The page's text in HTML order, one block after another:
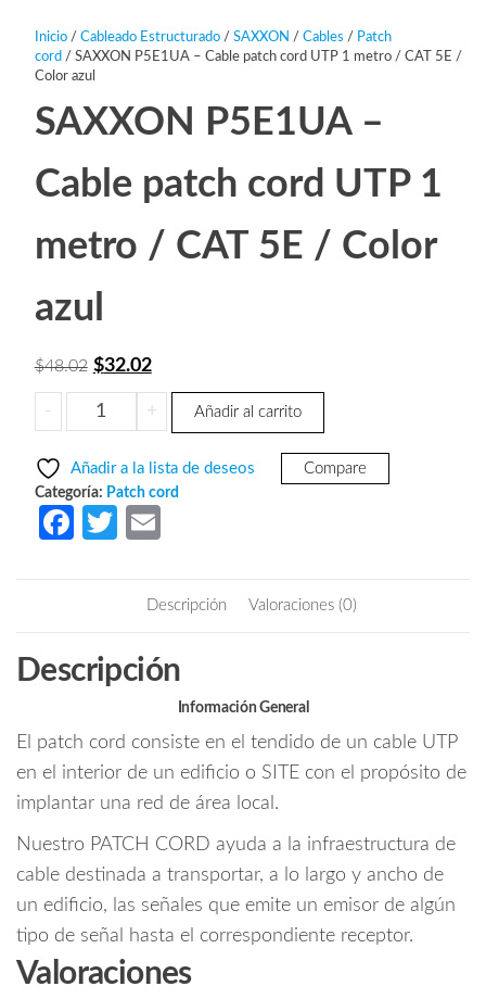
Inicio/ Cableado Estructurado/ SAXXON / Cables / Patch
cord / SAXXON P5E1UA – Cable patch cord UTP 1 metro / CAT 5E /
Color azul
SAXXON P5E1UA –
Cable patch cord UTP 1
metro / CAT 5E / Color
azul
$48.02 El
precio
original
$48.02.
$32.02El
precio
actual
$32.02.
-
SAXXON
P5E1UA
Cable
patch
cord
CAT
Color
azul
cantidad
+ Añadir al carrito
Añadir a la lista de deseos Compare
Categoría: Patch cord
Fa
o
T
itt
ail
Descripción Valoraciones (0)
Descripción
Información General
El patch cord consiste en el tendido de un cable UTP
en el interior de un edificio o SITE con el propósito de
implantar una red de área local.
Nuestro PATCH CORD ayuda a la infraestructura de
cable destinada a transportar, a lo largo y ancho de
un edificio, las señales que emite un emisor de algún
tipo de señal hasta el correspondiente receptor.
Valoraciones